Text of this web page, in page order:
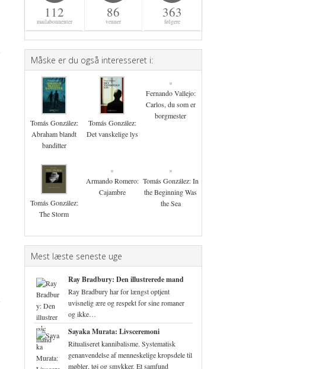
112
mailabonnenter
86
venner
363
følgere
Måske er du også interesseret i:
Tomás González:
Abraham blandt
banditter
Tomás González:
Det vanskelige lys
Fernando Vallejo:
Carlos, du som er
borgmester
Tomás González:
The Storm
Armando Romero:
Cajambre
Tomás González: In
the Beginning Was
the Sea
Mest læste seneste uge
Ray Bradbury: Den illustrerede mand
Ray Bradbury har for længst optjent
uvisnelig ære og respekt for sine romaner
og ikke…
Sayaka Murata: Livsceremoni
Ritualiseret kannibalisme. Systematisk
genanvendelse af menneskelige kropsdele til
møbler, tøj og smykker. Et samfund